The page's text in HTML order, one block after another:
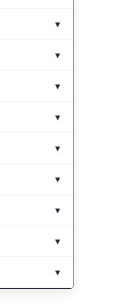
▼
▼
▼
▼
▼
▼
▼
▼
▼